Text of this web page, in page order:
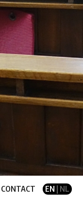
CONTACT EN | NL